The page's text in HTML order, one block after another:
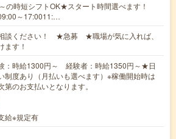
の時短シフトOK★スタート時間選べます！
～17:0011:…
談ください！ ★急募 ★職場が気に入れば、
ます！
：時給1300円～ 経験者：時給1350円～★日
制度あり（月払いも選べます）※稼働開始時は
第のお支払いとなります。
給※規定有